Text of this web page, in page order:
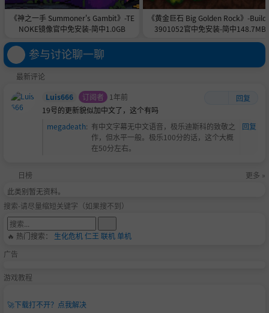
《神之一手 Summoner's Gambit》-TE
NOKE镜像官中免安装-简中1.0GB
《黄金巨石 Big Golden Rock》-Build
3901052官中免安装-简中148.7MB
参与讨论聊一聊
最新评论
Luis666
订阅者 1年前
回复
19号的更新貌似加中文了，这个有吗
megadeath: 有中文字幕无中文语音，极乐迪斯科的致敬之
作，但水平一般。极乐100分的话，这个大概
在50分左右。
回复
日榜
更多 »
此类别暂无资料。
搜索-请尽量缩短关键字（如果搜不到）
🔥 热门搜索： 生化危机仁王联机单机
广告
游戏教程
🚀下载打不开？点我解决